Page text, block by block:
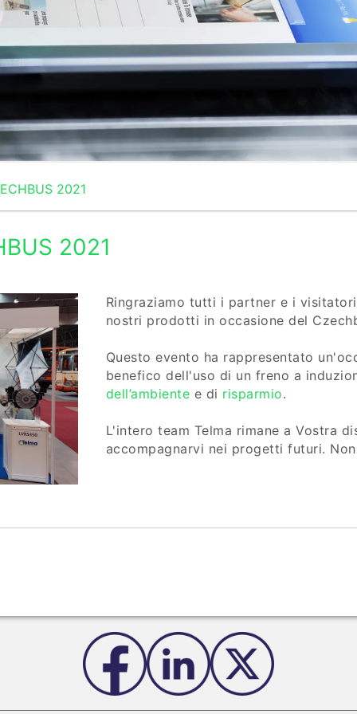
2021
2021
Ringraziamo tutti i partner e i
nostri prodotti in occasione del
Questo evento ha rappresentato
benefico dell'uso di un freno a
dell’ambiente e di risparmio.
L'intero team Telma rimane a Vostra
accompagnarvi nei progetti futuri.